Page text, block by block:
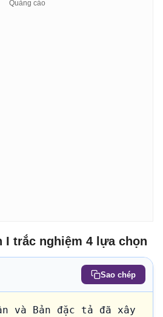
I trắc nghiệm 4 lựa chọn
Sao chép
và Bản đặc tả đã xây